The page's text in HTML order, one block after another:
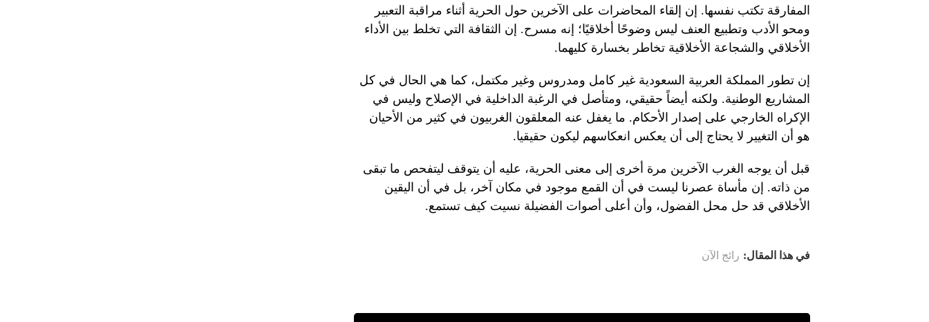
المفارقة تكتب نفسها. إن إلقاء المحاضرات على الآخرين حول الحرية أثناء مراقبة التعبير
ومحو الأدب وتطبيع العنف ليس وضوحًا أخلاقيًا؛ إنه مسرح. إن الثقافة التي تخلط بين الأداء
الأخلاقي والشجاعة الأخلاقية تخاطر بخسارة كليهما.
إن تطور المملكة العربية السعودية غير كامل ومدروس وغير مكتمل، كما هي الحال في كل
المشاريع الوطنية. ولكنه أيضاً حقيقي، ومتأصل في الرغبة الداخلية في الإصلاح وليس في
الإكراه الخارجي على إصدار الأحكام. ما يغفل عنه المعلقون الغربيون في كثير من الأحيان
هو أن التغيير لا يحتاج إلى أن يعكس انعكاسهم ليكون حقيقيا.
قبل أن يوجه الغرب الآخرين مرة أخرى إلى معنى الحرية، عليه أن يتوقف ليتفحص ما تبقى
من ذاته. إن مأساة عصرنا ليست في أن القمع موجود في مكان آخر، بل في أن اليقين
الأخلاقي قد حل محل الفضول، وأن أعلى أصوات الفضيلة نسيت كيف تستمع.
في هذا المقال: رائج الآن